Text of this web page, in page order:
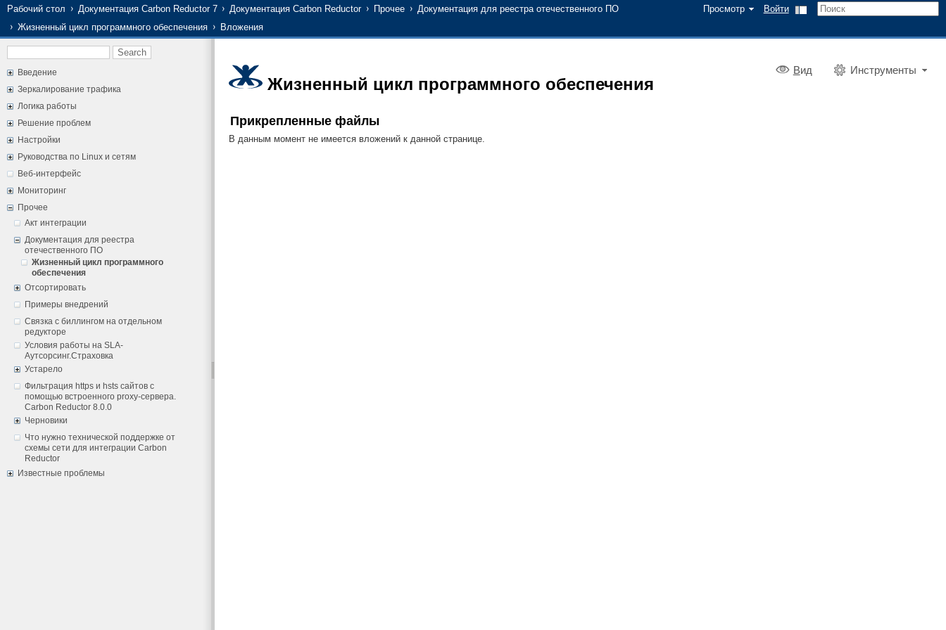
Просмотр Войти
Рабочий стол Документация Carbon Reductor 7 Документация Carbon Reductor Прочее
Документация для реестра отечественного ПО
Жизненный цикл программного обеспечения
Вложения
Введение
Зеркалирование трафика
Логика работы
Решение проблем
Настройки
Руководства по Linux и сетям
Веб-интерфейс
Мониторинг
Прочее
Акт интеграции
Документация для реестра
отечественного ПО
Жизненный цикл программного
обеспечения
Отсортировать
Примеры внедрений
Связка с биллингом на отдельном
редукторе
Условия работы на SLA-
Аутсорсинг.Страховка
Устарело
Фильтрация https и hsts сайтов с
помощью встроенного proxy-сервера.
Carbon Reductor 8.0.0
Черновики
Что нужно технической поддержке от
схемы сети для интеграции Carbon
Reductor
Известные проблемы
Вид Инструменты
Жизненный цикл программного обеспечения
Прикрепленные файлы
В данным момент не имеется вложений к данной странице.